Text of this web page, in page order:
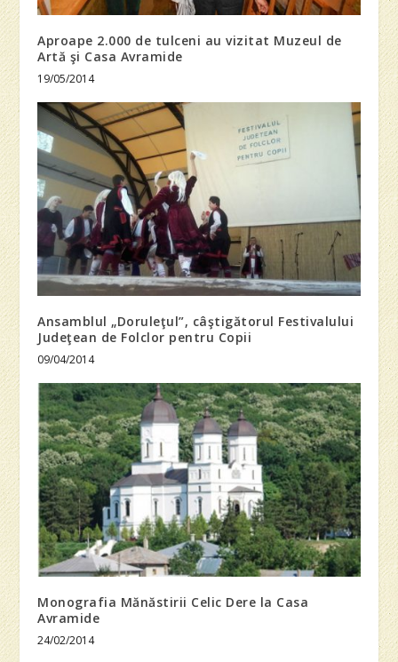
Aproape 2.000 de tulceni au vizitat Muzeul de
Artă şi Casa Avramide
19/05/2014
Ansamblul „Doruleţul”, câştigătorul Festivalului
Judeţean de Folclor pentru Copii
09/04/2014
Monografia Mănăstirii Celic Dere la Casa
Avramide
24/02/2014